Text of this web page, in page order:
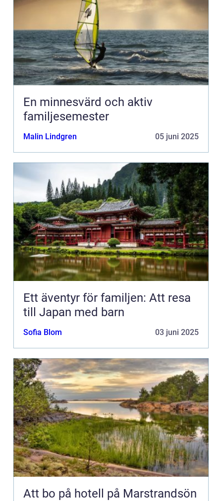
En minnesvärd och aktiv
familjesemester
Malin Lindgren 05 juni 2025
Ett äventyr för familjen: Att resa
till Japan med barn
Sofia Blom 03 juni 2025
Att bo på hotell på Marstrandsön